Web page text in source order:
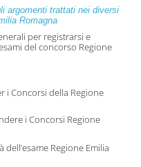
argomenti trattati nei diversi
Romagna
per registrarsi e
del concorso Regione
i Concorsi della Regione
i Concorsi Regione
Regione Emilia